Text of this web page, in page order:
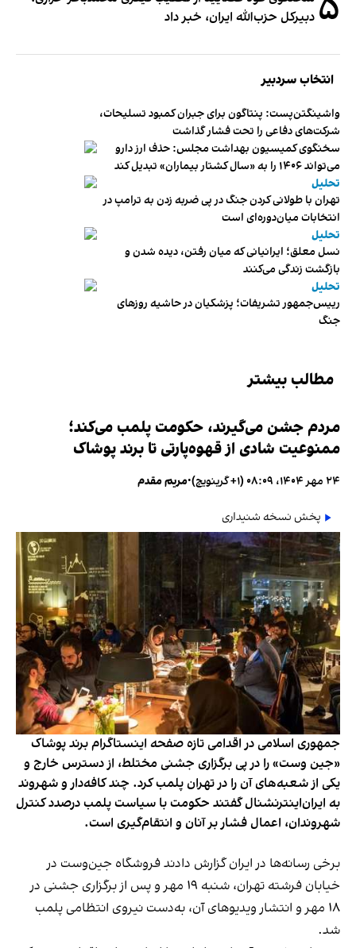
۵ دبیر‌کل حزب‌الله ایران، خبر داد
انتخاب سردبیر
واشینگتن‌پست: پنتاگون برای جبران کمبود تسلیحات،
شرکت‌های دفاعی را تحت فشار گذاشت
سخنگوی کمیسیون بهداشت مجلس: حذف ارز دارو
می‌تواند ۱۴۰۶ را به «سال کشتار بیماران» تبدیل کند
تحلیل
تهران با طولانی کردن جنگ در پی ضربه زدن به ترامپ در
انتخابات میان‌دوره‌ای است
تحلیل
نسل معلق؛ ایرانیانی که میان رفتن، دیده شدن و
بازگشت زندگی می‌کنند
تحلیل
رییس‌جمهور تشریفات؛ پزشکیان در حاشیه روزهای
جنگ
مطالب بیشتر
مردم جشن می‌گیرند، حکومت پلمب می‌کند؛
ممنوعیت شادی از قهوه‌پارتی تا برند پوشاک
۲۴ مهر ۱۴۰۴، ۰۸:۰۹ (‎+۱ گرینویچ) •مریم مقدم
پخش نسخه شنیداری
جمهوری اسلامی در اقدامی تازه صفحه اینستاگرام برند پوشاک
«جین وست» را در پی برگزاری جشنی مختلط، از دسترس خارج و
یکی از شعبه‌های آن را در تهران پلمب کرد. چند کافه‌‌دار و شهروند
به ایران‌اینترنشنال گفتند حکومت با سیاست پلمب درصدد کنترل
شهروندان، اعمال فشار بر آنان و انتقام‌گیری است.
برخی رسانه‌ها در ایران گزارش دادند فروشگاه جین‌وست در
خیابان فرشته تهران، شنبه ۱۹ مهر و پس از برگزاری جشنی در
۱۸ مهر و انتشار ویدیوهای آن، به‌دست نیروی انتظامی پلمب
شد.